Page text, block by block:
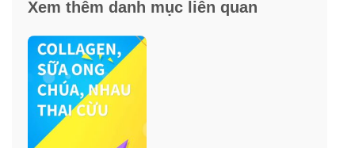
cao, không chứa hóa chất độc hại, không chứa gluten
Được sản xuất bằng cách sử dụng ít hơn 70% nước và
năng lượng.
Cung cấp 90% Protein mỗi muỗng (Mỗi muỗng 10g thì
trong đó Protein đã chiếm 9g).
Xem thêm danh mục liên quan